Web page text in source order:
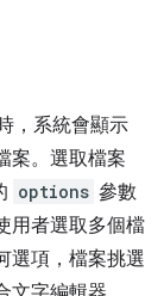
，系統會顯示
案。選取檔案
options 參數
用者選取多個檔
選項，檔案挑選